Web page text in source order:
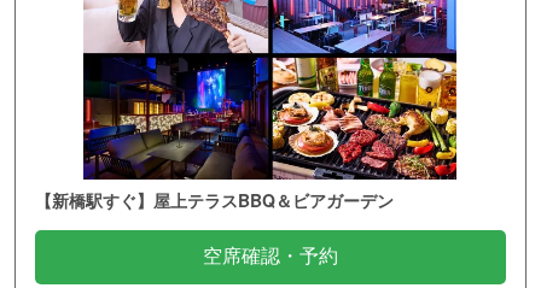
【新橋駅すぐ】屋上テラスBBQ＆ビアガーデン
空席確認・予約